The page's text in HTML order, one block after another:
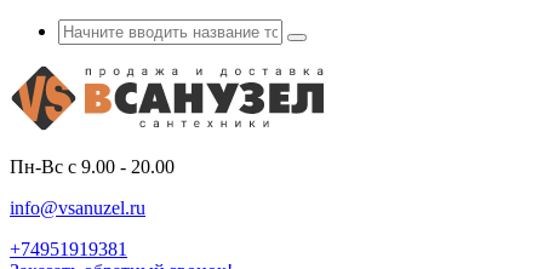
Пн-Вс с 9.00 - 20.00
info@vsanuzel.ru
+74951919381